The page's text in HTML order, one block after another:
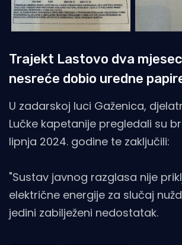
Trajekt Lastovo dva
nesreće dobio uredne
U zadarskoj luci Gaženica,
Lučke kapetanije pregledali su
lipnja 2024. godine te zaključili:
"Sustav javnog razglasa nije
električne energije za slučaj
jedini zabilježeni nedostatak.